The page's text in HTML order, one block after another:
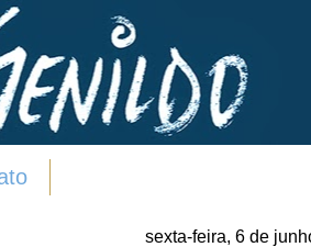
sexta-feira, 6 de